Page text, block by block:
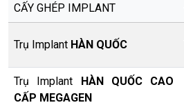
CẤY GHÉP IMPLANT
Trụ Implant HÀN QUỐC
Trụ Implant HÀN QUỐC CAO
CẤP MEGAGEN